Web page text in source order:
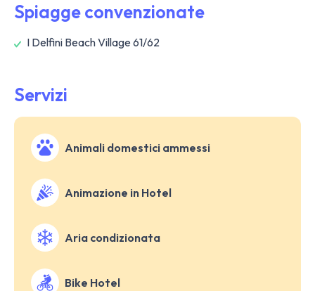
Spiagge convenzionate
I Delfini Beach Village 61/62
Servizi
Animali domestici ammessi
Animazione in Hotel
Aria condizionata
Bike Hotel